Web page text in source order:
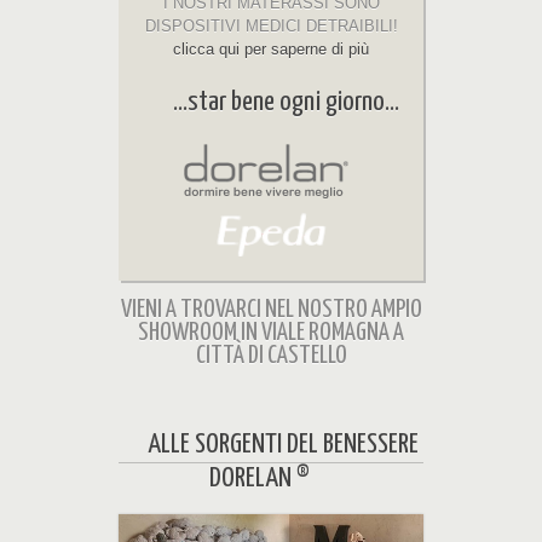
DISPOSITIVI MEDICI DETRAIBILI!
clicca qui per saperne di più
...star bene ogni giorno...
VIENI A TROVARCI NEL NOSTRO AMPIO
SHOWROOM IN VIALE ROMAGNA A
CITTÀ DI CASTELLO
ALLE SORGENTI DEL BENESSERE
DORELAN ®